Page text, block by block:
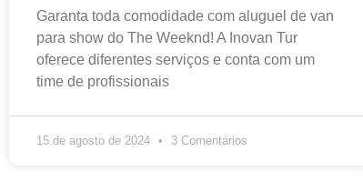
Garanta toda comodidade com aluguel de van
para show do The Weeknd! A Inovan Tur
oferece diferentes serviços e conta com um
time de profissionais
15 de agosto de 2024 3 Comentários